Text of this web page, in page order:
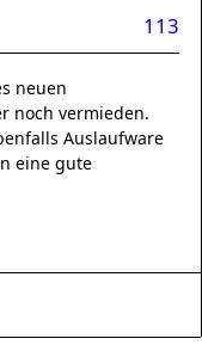
113
neuen
noch vermieden.
Auslaufware
eine gute